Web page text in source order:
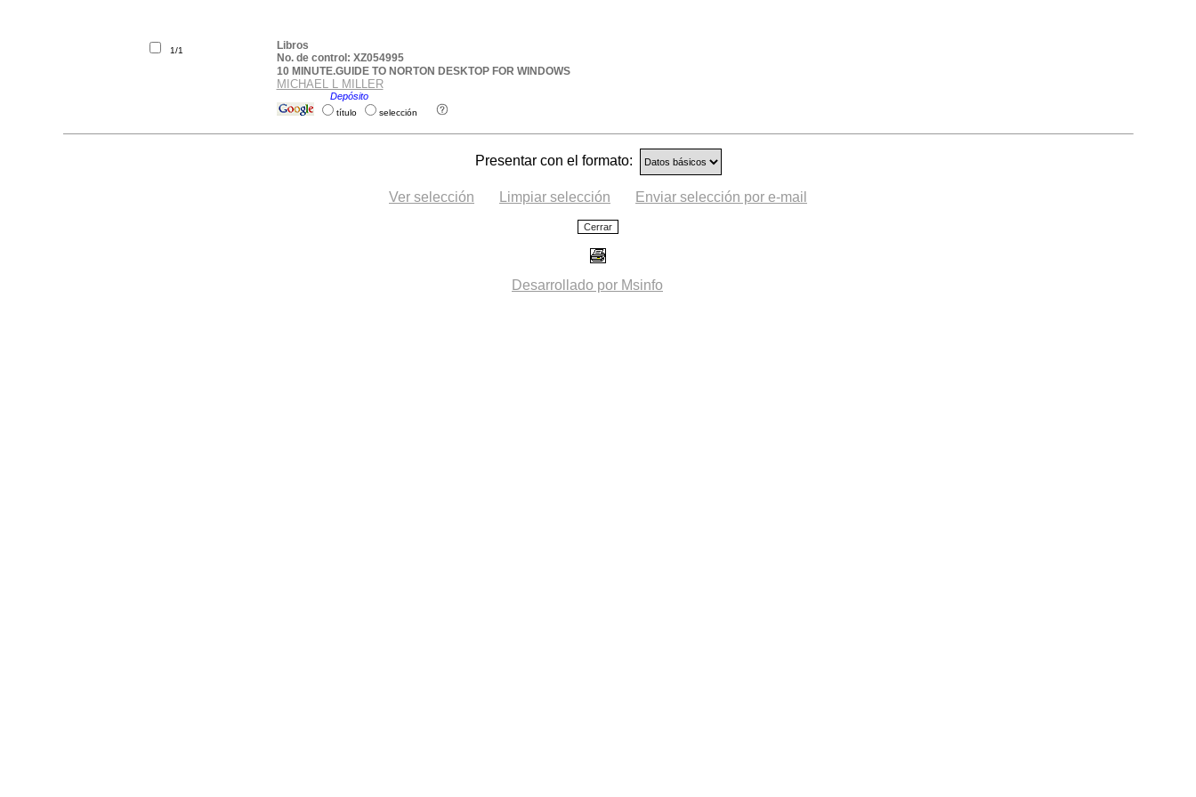
1/1
Libros
No. de control: XZ054995
10 MINUTE.GUIDE TO NORTON DESKTOP FOR WINDOWS
MICHAEL L MILLER
Depósito.
título selección
Presentar con el formato:
Ver selección Limpiar selección Enviar selección por e-mail
Desarrollado por Msinfo